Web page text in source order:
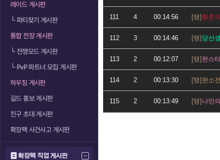
레이드 게시판
└파티찾기 게시판
통합 전장 게시판
└전쟁모드 게시판
└PvP 파트너 모집 게시판
하우징 게시판
길드 홍보 게시판
친구 초대 게시판
확장팩 사건사고 게시판
확장팩 직업 게시판
111 4 00:14:56 황혼
112 3 00:14:46 당선
113 2 00:12:07 완스
114 2 00:13:30 완소
115 2 00:13:49 나만